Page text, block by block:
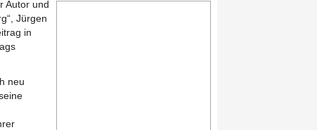
Autor und
Jürgen
in
neu